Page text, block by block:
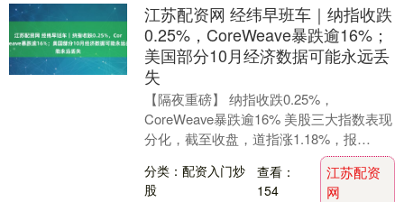
江苏配资网 经纬早班车｜纳指收跌
0.25%，CoreWeave暴跌逾16%；
美国部分10月经济数据可能永远丢
失
【隔夜重磅】 纳指收跌0.25%，
CoreWeave暴跌逾16% 美股三大指数表现
分化，截至收盘，道指涨1.18%，报
47927.96点，收盘价创历史新高；纳指....
分类：配资入门炒
股
查看：
154
江苏配资
网